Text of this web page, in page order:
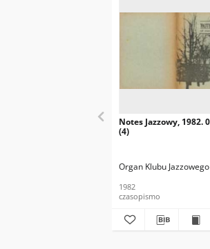
Notes Jazzowy, 1982.
(4)
Organ Klubu Jazzowego
1982
czasopismo